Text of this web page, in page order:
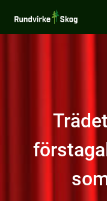
Rundvirke
Skog